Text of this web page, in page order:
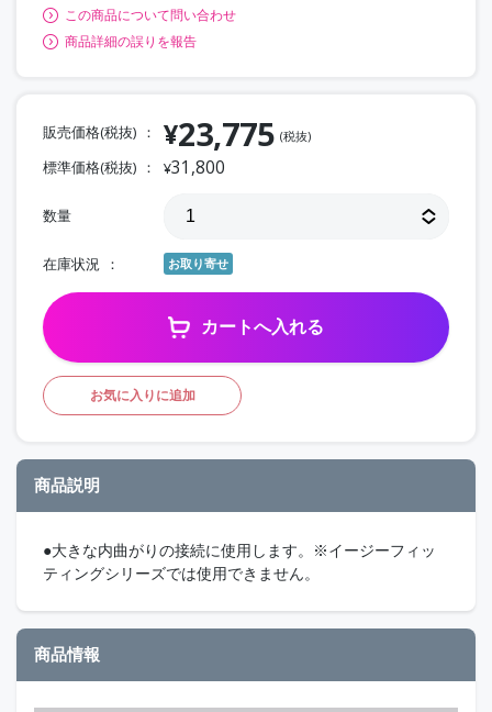
この商品について問い合わせ
商品詳細の誤りを報告
販売価格(税抜) ¥23,775 (税抜)
標準価格(税抜) ¥31,800
数量
在庫状況 お取り寄せ
カートへ入れる
お気に入りに追加
商品説明
●大きな内曲がりの接続に使用します。※イージーフィッ
ティングシリーズでは使用できません。
商品情報